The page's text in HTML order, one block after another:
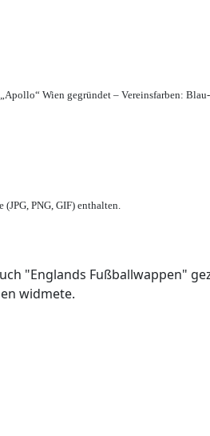
Wien gegründet – Vereinsfarben:
PNG, GIF) enthalten.
"Englands Fußballwappen"
widmete.